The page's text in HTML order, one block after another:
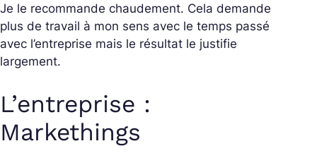
Je le recommande chaudement. Cela demande
plus de travail à mon sens avec le temps passé
avec l’entreprise mais le résultat le justifie
largement.
L’entreprise :
Markethings